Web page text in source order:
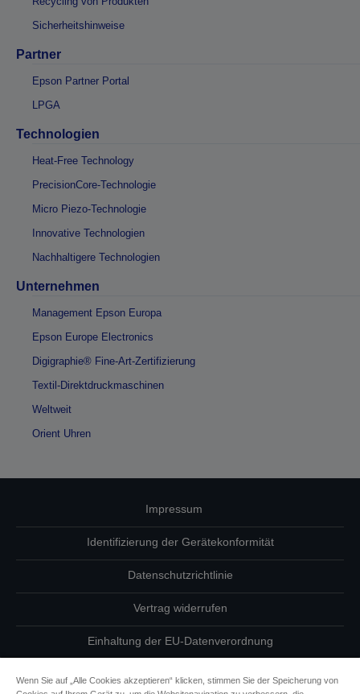
Sicherheitshinweise
Partner
Epson Partner Portal
LPGA
Technologien
Heat-Free Technology
PrecisionCore-Technologie
Micro Piezo-Technologie
Innovative Technologien
Nachhaltigere Technologien
Unternehmen
Management Epson Europa
Epson Europe Electronics
Digigraphie® Fine-Art-Zertifizierung
Textil-Direktdruckmaschinen
Weltweit
Orient Uhren
Impressum
Identifizierung der Gerätekonformität
Datenschutzrichtlinie
Vertrag widerrufen
Einhaltung der EU-Datenverordnung
Wenn Sie auf „Alle Cookies akzeptieren“ klicken, stimmen Sie der Speicherung von